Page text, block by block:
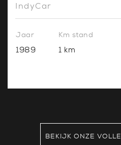
IndyCar
Jaar
1989
Km stand
1 km
BEKIJK ONZE